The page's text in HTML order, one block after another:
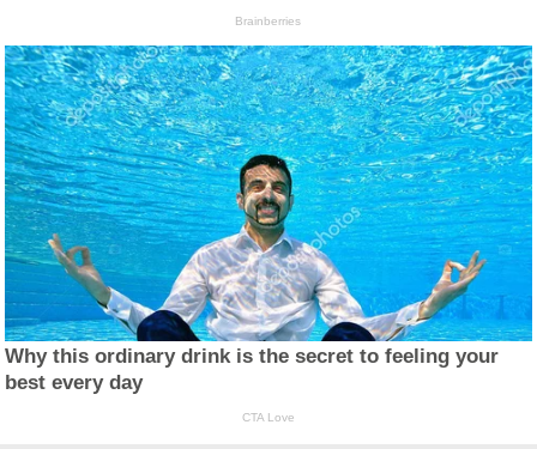
Brainberries
Why this ordinary drink is the secret to feeling your
best every day
CTA Love